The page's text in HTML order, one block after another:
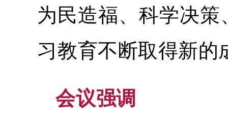
为民造福、科学决
习教育不断取得新的
会议强调